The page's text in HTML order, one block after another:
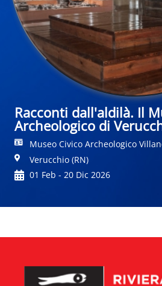
Racconti dall'aldilà. Il
Archeologico di
Museo Civico Archeologico
Verucchio (RN)
01 Feb - 20 Dic 2026